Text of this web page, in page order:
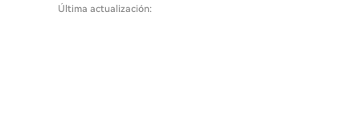
Última actualización: